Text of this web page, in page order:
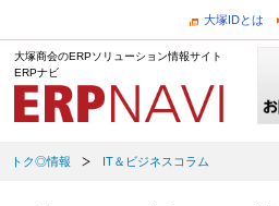
大塚IDとは
大塚商会のERPソリューション情報サイト
ERPナビ
トク◎情報 IT＆ビジネスコラム